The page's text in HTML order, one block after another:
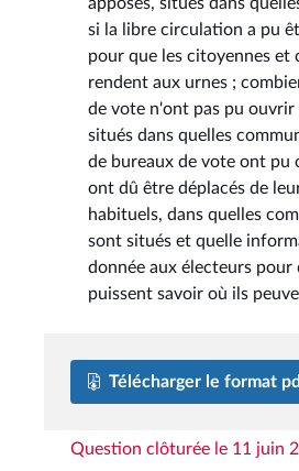
si la libre circulation a pu
pour que les citoyennes et
rendent aux urnes ;
de vote n'ont pas pu ouvrir
situés dans quelles
de bureaux de vote ont pu
ont dû être déplacés de
habituels, dans quelles
sont situés et quelle
donnée aux électeurs pour
puissent savoir où ils
Télécharger le format
Question clôturée le 11 juin